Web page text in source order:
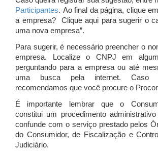
Participantes. Ao final da página, clique
a empresa? Clique aqui para sugerir o
uma nova empresa”.
Para sugerir, é necessário preencher o
empresa. Localize o CNPJ em
perguntando para a empresa ou até
uma busca pela internet. Caso
recomendamos que você procure o
É importante lembrar que o
constitui um procedimento
confunde com o serviço prestado pelos
do Consumidor, de Fiscalização e
Judiciário.